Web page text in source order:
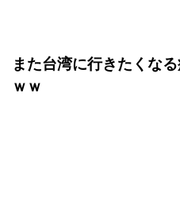
また台湾に行きたくな
ｗｗ